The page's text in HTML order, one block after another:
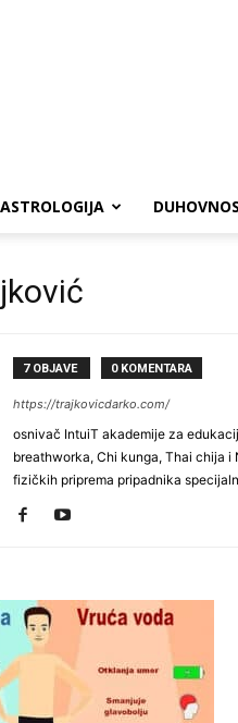
ASTROLOGIJA
7 OBJAVE 0 KOMENTARA
https://trajkovicdarko.com/
osnivač IntuiT akademije za
breathworka, Chi kunga, Thai chija
fizičkih priprema pripadnika